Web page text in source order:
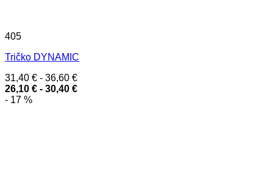
405
Tričko DYNAMIC
31,40 € - 36,60 €
26,10 € - 30,40 €
- 17 %